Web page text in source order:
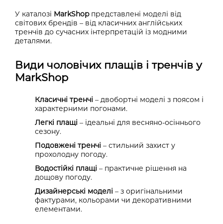
У каталозі MarkShopпредставлені моделі від
світових брендів – від класичних англійських
тренчів до сучасних інтерпретацій із модними
деталями.
Види чоловічих плащів і тренчів у
MarkShop
Класичні тренчі – двобортні моделі з поясом і
характерними погонами.
Легкі плащі – ідеальні для весняно-осіннього
сезону.
Подовжені тренчі – стильний захист у
прохолодну погоду.
Водостійкі плащі – практичне рішення на
дощову погоду.
Дизайнерські моделі – з оригінальними
фактурами, кольорами чи декоративними
елементами.